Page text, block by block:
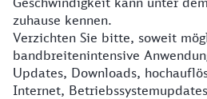
zuhause kennen.
Verzichten Sie bitte, soweit
bandbreitenintensive
Updates, Downloads,
Internet,